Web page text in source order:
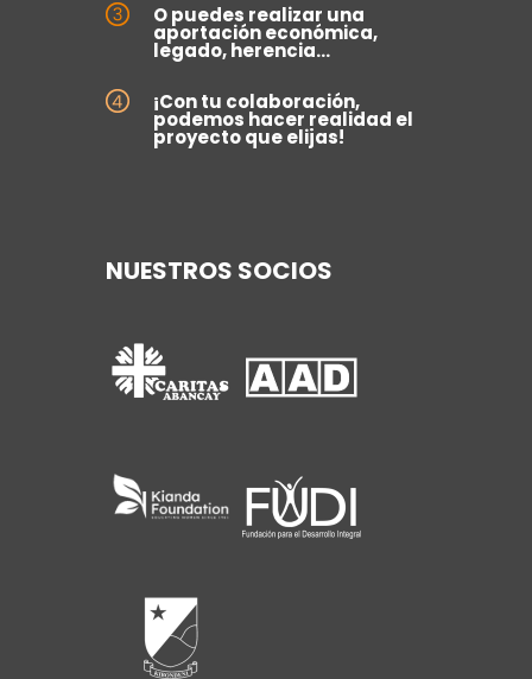
O puedes realizar una
aportación económica,
legado, herencia...
¡Con tu colaboración,
podemos hacer realidad el
proyecto que elijas!
NUESTROS SOCIOS